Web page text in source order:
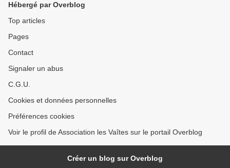
Hébergé par Overblog
Top articles
Pages
Contact
Signaler un abus
C.G.U.
Cookies et données personnelles
Préférences cookies
Voir le profil de Association les Vaîtes sur le portail Overblog
Créer un blog sur Overblog